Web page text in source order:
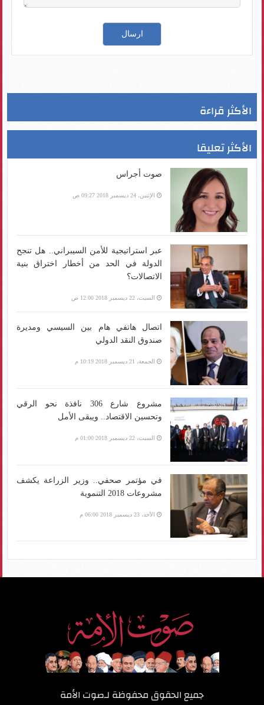
الأكثر قراءة
الأكثر تعليقا
صوت أجراس
الإثنين، 24 ديسمبر 2018 09:27 ص
عبر استراتيجية للأمن السيبراني.. هل تنجح
الدولة في الحد من أخطار اختراق بنية
الاتصالات؟
السبت، 22 ديسمبر 2018 12:00 ص
اتصال هاتفي هام بين السيسي ومديرة
صندوق النقد الدولي
الجمعة، 21 ديسمبر 2018 10:19 م
مشروع شارع 306 نافذة نحو الرقي
وتحسين الاقتصاد.. ويبقى الأمل
السبت، 22 ديسمبر 2018 01:00 م
في مؤتمر صحفي.. وزير الزراعة يكشف
مشروعات 2018 التنموية
الأحد، 23 ديسمبر 2018 06:00 م
جميع الحقوق محفوظة لـصوت الأمة